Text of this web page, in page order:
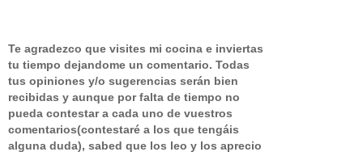
Te agradezco que visites mi cocina e inviertas
tu tiempo dejandome un comentario. Todas
tus opiniones y/o sugerencias serán bien
recibidas y aunque por falta de tiempo no
pueda contestar a cada uno de vuestros
comentarios(contestaré a los que tengáis
alguna duda), sabed que los leo y los aprecio